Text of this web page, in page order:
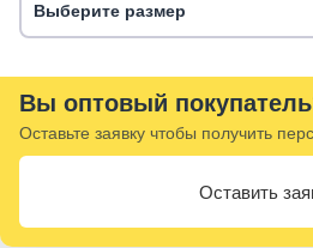
Выберите размер
Вы оптовый
Оставьте заявку чтобы получить
Оставить